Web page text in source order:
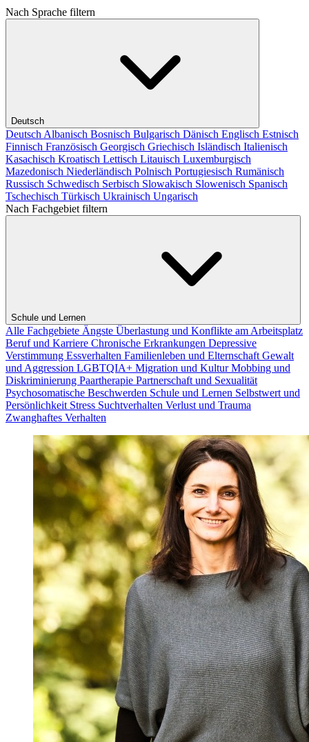
Nach Sprache filtern
Deutsch
Deutsch Albanisch Bosnisch Bulgarisch Dänisch Englisch Estnisch
Finnisch Französisch Georgisch Griechisch Isländisch Italienisch
Kasachisch Kroatisch Lettisch Litauisch Luxemburgisch
Mazedonisch Niederländisch Polnisch Portugiesisch Rumänisch
Russisch Schwedisch Serbisch Slowakisch Slowenisch Spanisch
Tschechisch Türkisch Ukrainisch Ungarisch
Nach Fachgebiet filtern
Schule und Lernen
Alle Fachgebiete Ängste Überlastung und Konflikte am Arbeitsplatz
Beruf und Karriere Chronische Erkrankungen Depressive
Verstimmung Essverhalten Familienleben und Elternschaft Gewalt
und Aggression LGBTQIA+ Migration und KulturMobbing und
Diskriminierung Paartherapie Partnerschaft und Sexualität
Psychosomatische Beschwerden Schule und Lernen Selbstwert und
Persönlichkeit Stress Suchtverhalten Verlust und Trauma
Zwanghaftes Verhalten